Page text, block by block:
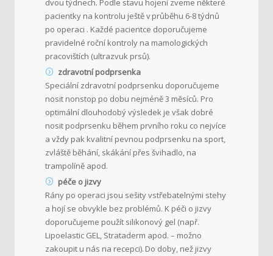
dvou týdnech. Podle stavu hojení zveme některé
pacientky na kontrolu ještě v průběhu 6-8 týdnů
po operaci . Každé pacientce doporučujeme
pravidelné roční kontroly na mamologických
pracovištích (ultrazvuk prsů).
zdravotní podprsenka
Speciální zdravotní podprsenku doporučujeme
nosit nonstop po dobu nejméně 3 měsíců. Pro
optimální dlouhodobý výsledek je však dobré
nosit podprsenku během prvního roku co nejvíce
a vždy pak kvalitní pevnou podprsenku na sport,
zvláště běhání, skákání přes švihadlo, na
trampolíně apod.
péče o jizvy
Rány po operaci jsou sešity vstřebatelnými stehy
a hojí se obvykle bez problémů. K péči o jizvy
doporučujeme použít silikonový gel (např.
Lipoelastic GEL, Strataderm apod. – možno
zakoupit u nás na recepci). Do doby, než jizvy